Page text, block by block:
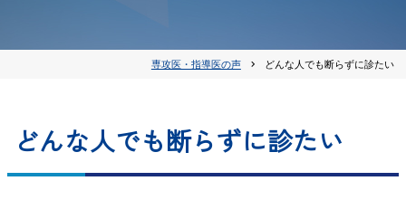
専攻医・指導医の声 chevron_right どんな人でも断らずに診たい
どんな人でも断らずに診たい